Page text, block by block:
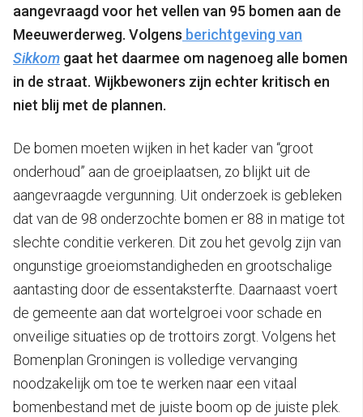
aangevraagd voor het vellen van 95 bomen aan de
Meeuwerderweg. Volgens berichtgeving van
Sikkom gaat het daarmee om nagenoeg alle bomen
in de straat. Wijkbewoners zijn echter kritisch en
niet blij met de plannen.
De bomen moeten wijken in het kader van “groot
onderhoud” aan de groeiplaatsen, zo blijkt uit de
aangevraagde vergunning. Uit onderzoek is gebleken
dat van de 98 onderzochte bomen er 88 in matige tot
slechte conditie verkeren. Dit zou het gevolg zijn van
ongunstige groeiomstandigheden en grootschalige
aantasting door de essentaksterfte. Daarnaast voert
de gemeente aan dat wortelgroei voor schade en
onveilige situaties op de trottoirs zorgt. Volgens het
Bomenplan Groningen is volledige vervanging
noodzakelijk om toe te werken naar een vitaal
bomenbestand met de juiste boom op de juiste plek.